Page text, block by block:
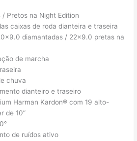
Pretos na Night Edition
caixas de roda dianteira e traseira
diamantadas / 22×9.0 pretas na
de marcha
chuva
dianteiro e traseiro
Harman Kardon® com 19 alto-
de 10”
de ruídos ativo